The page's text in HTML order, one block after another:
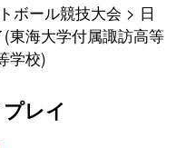
ボール競技大会
日
東海大学付属諏訪高等
学校)
レイ